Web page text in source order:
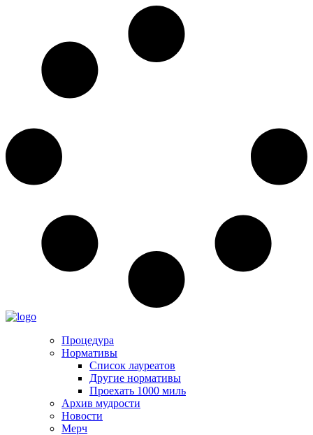
Процедура
Нормативы
Список лауреатов
Другие нормативы
Проехать 1000 миль
Архив мудрости
Новости
Мерч